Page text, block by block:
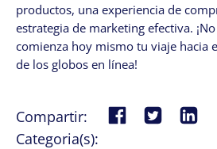
productos, una experiencia de
estrategia de marketing efectiva.
comienza hoy mismo tu viaje hacia
de los globos en línea!
Compartir:
Categoria(s):